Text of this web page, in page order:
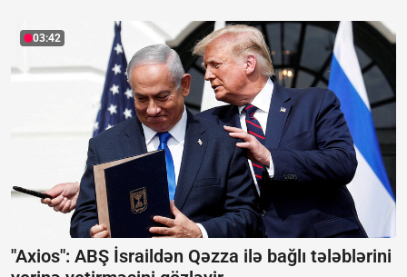
03:42
"Axios": ABŞ İsraildən Qəzza ilə bağlı tələblərini